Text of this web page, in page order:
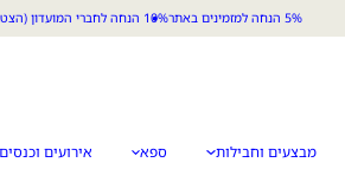
5% הנחה למזמינים באתר 10% הנחה לחברי המועדון (הצטרפות חינם)